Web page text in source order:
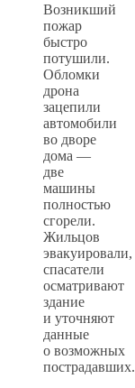
Возникший
пожар
быстро
потушили.
Обломки
дрона
зацепили
автомобили
во дворе
дома —
две
машины
полностью
сгорели.
Жильцов
эвакуировали,
спасатели
осматривают
здание
и уточняют
данные
о возможных
пострадавших.